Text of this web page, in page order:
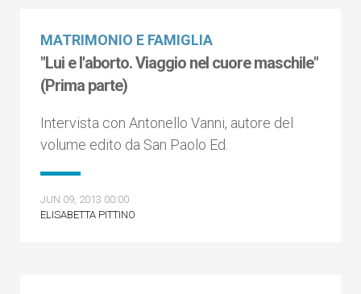
MATRIMONIO E FAMIGLIA
"Lui e l'aborto. Viaggio nel cuore maschile"
(Prima parte)
Intervista con Antonello Vanni, autore del
volume edito da San Paolo Ed.
JUN 09, 2013 00:00
ELISABETTA PITTINO